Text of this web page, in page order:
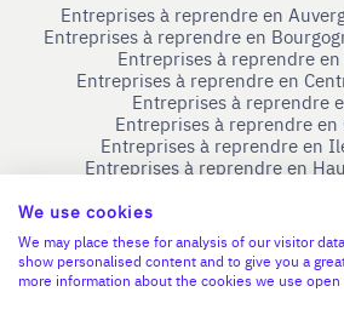
Entreprises à reprendre en
Entreprises à reprendre en
Entreprises à reprendre
Entreprises à reprendre en
Entreprises à reprendre
Entreprises à reprendre en
Entreprises à reprendre en
Entreprises à reprendre en
Entreprises à reprendre en
Entreprises à reprendre en
Entreprises à reprendre en
Entreprises à reprendre en
We use cookies
We may place these for analysis of our visitor
show personalised content and to give you a
more information about the cookies we use open